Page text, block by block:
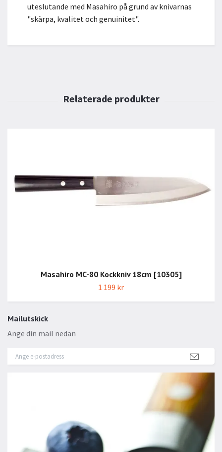
Mailutskick
Ange din mail nedan
uteslutande med Masahiro på grund av knivarnas
"skärpa, kvalitet och genuinitet".
Masahiro MC-80 Kockkniv 18cm [10305]
1 199 kr